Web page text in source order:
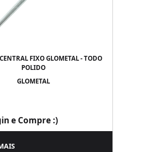
FIXO GLOMETAL - TODO
POLIDO
GLOMETAL
e Compre :)